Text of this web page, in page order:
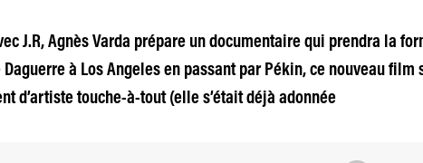
J.R, Agnès Varda prépare un documentaire qui prendra la
à Los Angeles en passant par Pékin, ce nouveau film
d’artiste touche-à-tout (elle s’était déjà adonnée